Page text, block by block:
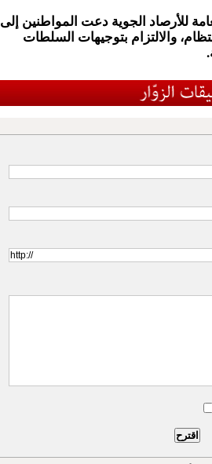
للأرصاد الجوية دعت المواطنين إلى
والالتزام بتوجيهات السلطات